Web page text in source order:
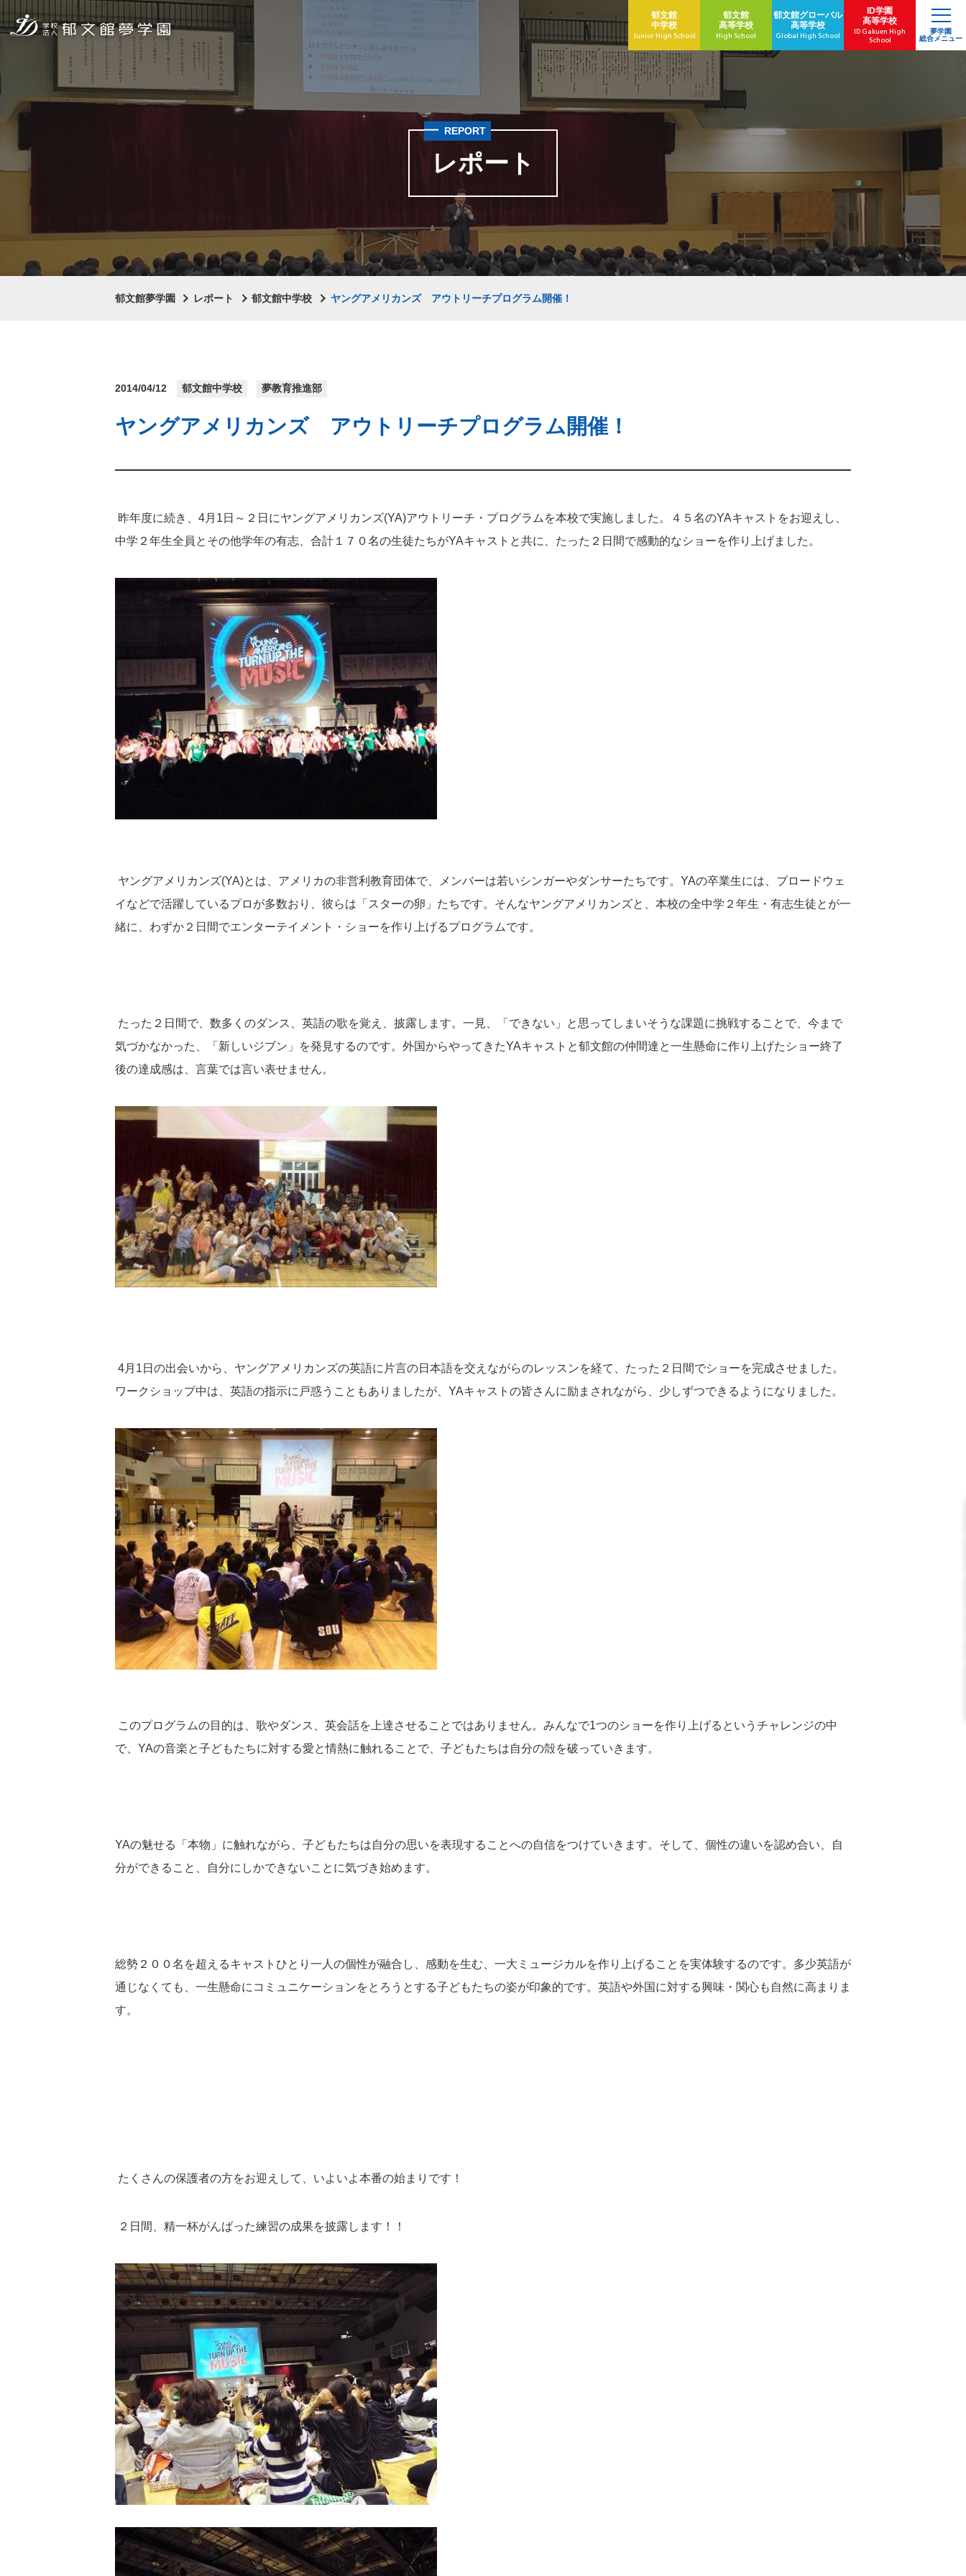
郁文館
中学校
Junior High School
郁文館
高等学校
High School
郁文館グローバル
高等学校
Global High School
ID学園
高等学校
ID Gakuen High
School
夢学園
総合メニュー
レポート
REPORT
郁文館夢学園 レポート 郁文館中学校 ヤングアメリカンズ アウトリーチプログラム開催！
2014/04/12 郁文館中学校 夢教育推進部
ヤングアメリカンズ アウトリーチプログラム開催！
昨年度に続き、4月1日～２日にヤングアメリカンズ(YA)アウトリーチ・プログラムを本校で実施しました。４５名のYAキャストをお迎えし、
中学２年生全員とその他学年の有志、合計１７０名の生徒たちがYAキャストと共に、たった２日間で感動的なショーを作り上げました。
ヤングアメリカンズ(YA)とは、アメリカの非営利教育団体で、メンバーは若いシンガーやダンサーたちです。 YAの卒業生には、ブロードウェ
イなどで活躍しているプロが多数おり、彼らは「スターの卵」たちです。そんなヤングアメリカンズと、本校の全中学２年生・有志生徒とが一
緒に、わずか２日間でエンターテイメント・ショーを作り上げるプログラムです。
たった２日間で、数多くのダンス、英語の歌を覚え、披露します。一見、「できない」と思ってしまいそうな課題に挑戦することで、今まで
気づかなかった、「新しいジブン」を発見するのです。外国からやってきたYAキャストと郁文館の仲間達と一生懸命に作り上げたショー終了
後の達成感は、言葉では言い表せません。
4月 1日の出会いから、ヤングアメリカンズの英語に片言の日本語を交えながらのレッスンを経て、たった２日間でショーを完成させました。
ワークショップ中は、英語の指示に戸惑うこともありましたが、 YAキャストの皆さんに励まされながら、少しずつできるようになりました。
このプログラムの目的は、歌やダンス、英会話を上達させることではありません。みんなで1つのショーを作り上げるというチャレンジの中
で、 YAの音楽と子どもたちに対する愛と情熱に触れることで、子どもたちは自分の殻を破っていきます。
YAの魅せる「本物」に触れながら、子どもたちは自分の思いを表現することへの自信をつけていきます。そして、個性の違いを認め合い、自
分ができること、自分にしかできないことに気づき始めます。
総勢２００名を超えるキャストひとり一人の個性が融合し、感動を生む、一大ミュージカルを作り上げることを実体験するのです。多少英語が
通じなくても、一生懸命にコミュニケーションをとろうとする子どもたちの姿が印象的です。英語や外国に対する興味・関心も自然に高まりま
す。
たくさんの保護者の方をお迎えして、いよいよ本番の始まりです！
２日間、精一杯がんばった練習の成果を披露します！！